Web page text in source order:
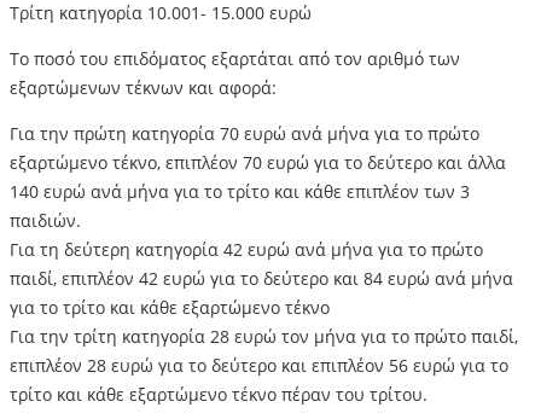
Τρίτη κατηγορία 10.001- 15.000 ευρώ
Το ποσό του επιδόματος εξαρτάται από τον αριθμό των
εξαρτώμενων τέκνων και αφορά:
Για την πρώτη κατηγορία 70 ευρώ ανά μήνα για το πρώτο
εξαρτώμενο τέκνο, επιπλέον 70 ευρώ για το δεύτερο και άλλα
140 ευρώ ανά μήνα για το τρίτο και κάθε επιπλέον των 3
παιδιών.
Για τη δεύτερη κατηγορία 42 ευρώ ανά μήνα για το πρώτο
παιδί, επιπλέον 42 ευρώ για το δεύτερο και 84 ευρώ ανά μήνα
για το τρίτο και κάθε εξαρτώμενο τέκνο
Για την τρίτη κατηγορία 28 ευρώ τον μήνα για το πρώτο παιδί,
επιπλέον 28 ευρώ για το δεύτερο και επιπλέον 56 ευρώ για το
τρίτο και κάθε εξαρτώμενο τέκνο πέραν του τρίτου.